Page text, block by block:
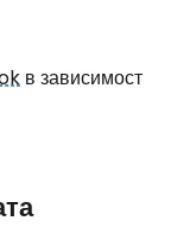
в зависимост